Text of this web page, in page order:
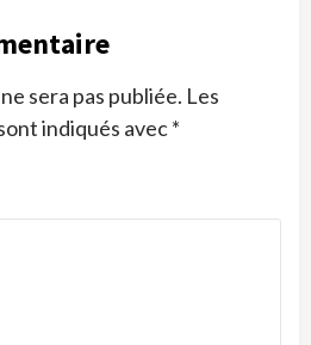
sera pas publiée. Les
indiqués avec*